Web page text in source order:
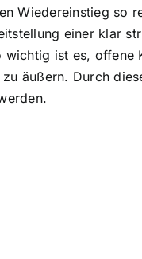
Wiedereinstieg so
einer klar
ist es, offene
äußern. Durch